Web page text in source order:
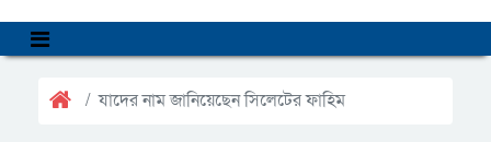
যাদের নাম জানিয়েছেন সিলেটের ফাহিম